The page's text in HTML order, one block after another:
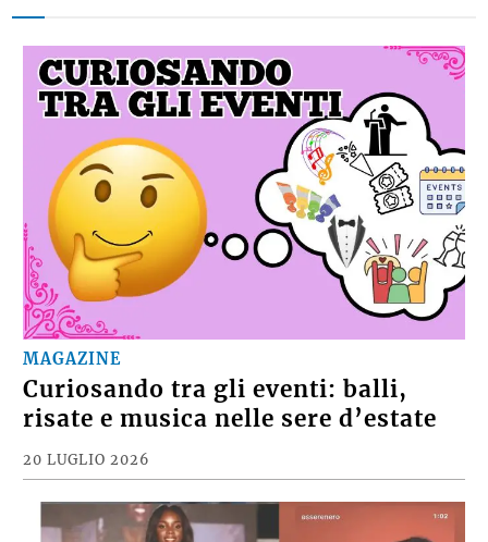
MAGAZINE
Curiosando tra gli eventi: balli,
risate e musica nelle sere d’estate
20 LUGLIO 2026